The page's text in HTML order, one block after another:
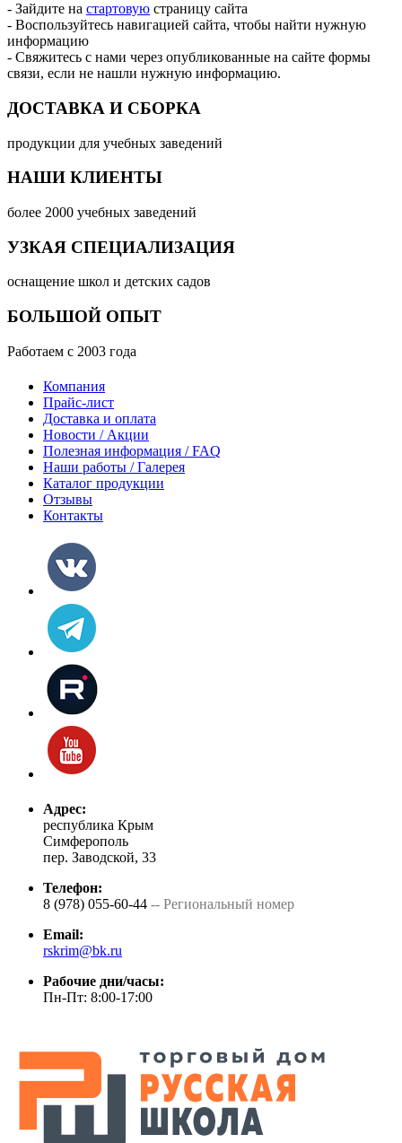
- Зайдите на стартовую страницу сайта
- Воспользуйтесь навигацией сайта, чтобы найти нужную
информацию
- Свяжитесь с нами через опубликованные на сайте формы
связи, если не нашли нужную информацию.
ДОСТАВКА И СБОРКА
продукции для учебных заведений
НАШИ КЛИЕНТЫ
более 2000 учебных заведений
УЗКАЯ СПЕЦИАЛИЗАЦИЯ
оснащение школ и детских садов
БОЛЬШОЙ ОПЫТ
Работаем с 2003 года
Компания
Прайс-лист
Доставка и оплата
Новости / Акции
Полезная информация / FAQ
Наши работы / Галерея
Каталог продукции
Отзывы
Контакты
Адрес:
республика Крым
Симферополь
пер. Заводской, 33
Телефон:
8 (978) 055-60-44 -- Региональный номер
Email:
rskrim@bk.ru
Рабочие дни/часы:
Пн-Пт: 8:00-17:00